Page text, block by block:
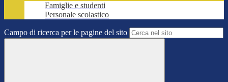
Famiglie e studenti
Personale scolastico
Campo di ricerca per le pagine del sito